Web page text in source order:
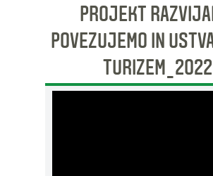
PROJEKT
POVEZUJEMO IN
TURIZEM_2022